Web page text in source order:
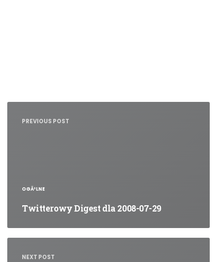
Nawigacja
PREVIOUS POST
OGÃ³LNE
Twitterowy Digest dla 2008-07-29
NEXT POST